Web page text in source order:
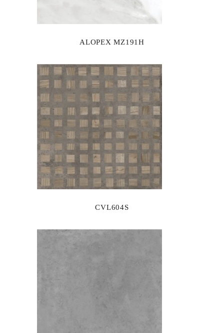
ALOPEX MZ191H
CVL604S